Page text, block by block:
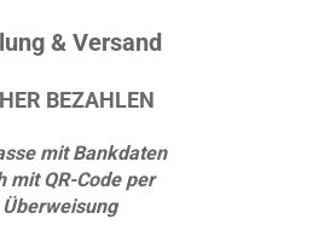
& Versand
BEZAHLEN
mit Bankdaten
mit QR-Code per
Überweisung